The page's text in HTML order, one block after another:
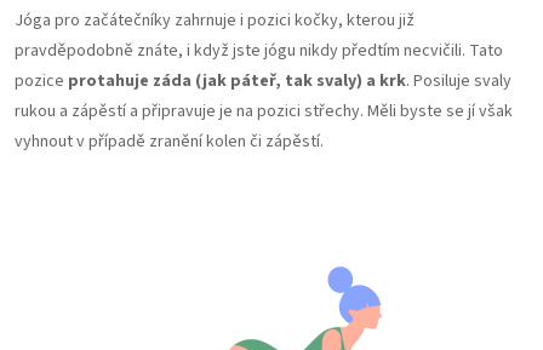
Jóga pro začátečníky zahrnuje i pozici kočky, kterou již
pravděpodobně znáte, i když jste jógu nikdy předtím necvičili. Tato
pozice protahuje záda (jak páteř, tak svaly) a krk. Posiluje svaly
rukou a zápěstí a připravuje je na pozici střechy. Měli byste se jí však
vyhnout v případě zranění kolen či zápěstí.